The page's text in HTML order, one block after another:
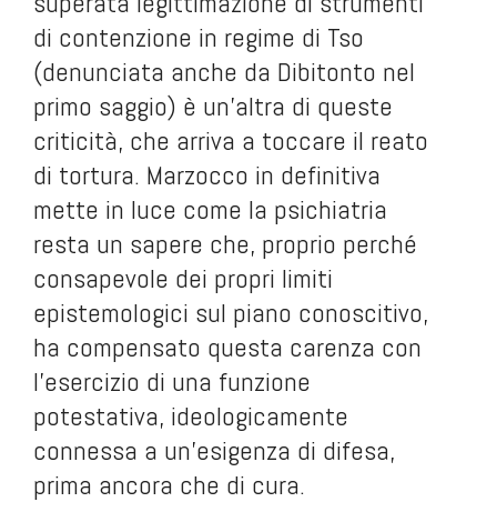
di contenzione in regime di Tso
(denunciata anche da Dibitonto nel
primo saggio) è un’altra di queste
criticità, che arriva a toccare il reato
di tortura. Marzocco in definitiva
mette in luce come la psichiatria
resta un sapere che, proprio perché
consapevole dei propri limiti
epistemologici sul piano conoscitivo,
ha compensato questa carenza con
l’esercizio di una funzione
potestativa, ideologicamente
connessa a un’esigenza di difesa,
prima ancora che di cura.